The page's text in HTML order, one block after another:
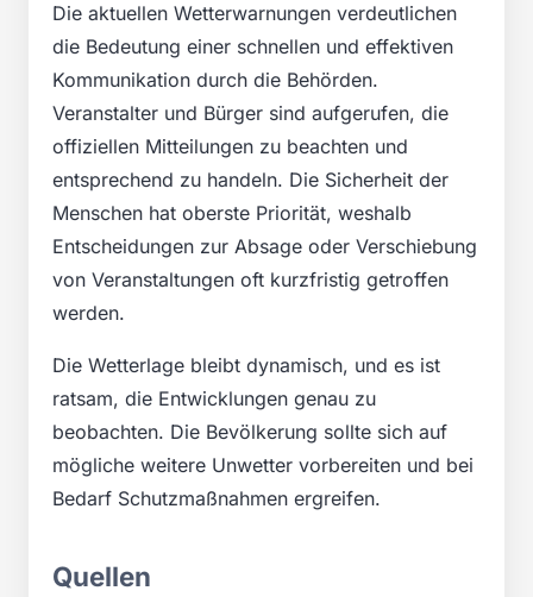
Die aktuellen Wetterwarnungen verdeutlichen
die Bedeutung einer schnellen und effektiven
Kommunikation durch die Behörden.
Veranstalter und Bürger sind aufgerufen, die
offiziellen Mitteilungen zu beachten und
entsprechend zu handeln. Die Sicherheit der
Menschen hat oberste Priorität, weshalb
Entscheidungen zur Absage oder Verschiebung
von Veranstaltungen oft kurzfristig getroffen
werden.
Die Wetterlage bleibt dynamisch, und es ist
ratsam, die Entwicklungen genau zu
beobachten. Die Bevölkerung sollte sich auf
mögliche weitere Unwetter vorbereiten und bei
Bedarf Schutzmaßnahmen ergreifen.
Quellen